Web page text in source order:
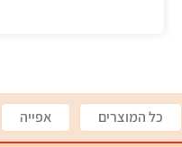
כל המוצרים אפייה